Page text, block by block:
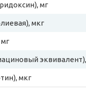
мг
мкг
мкг